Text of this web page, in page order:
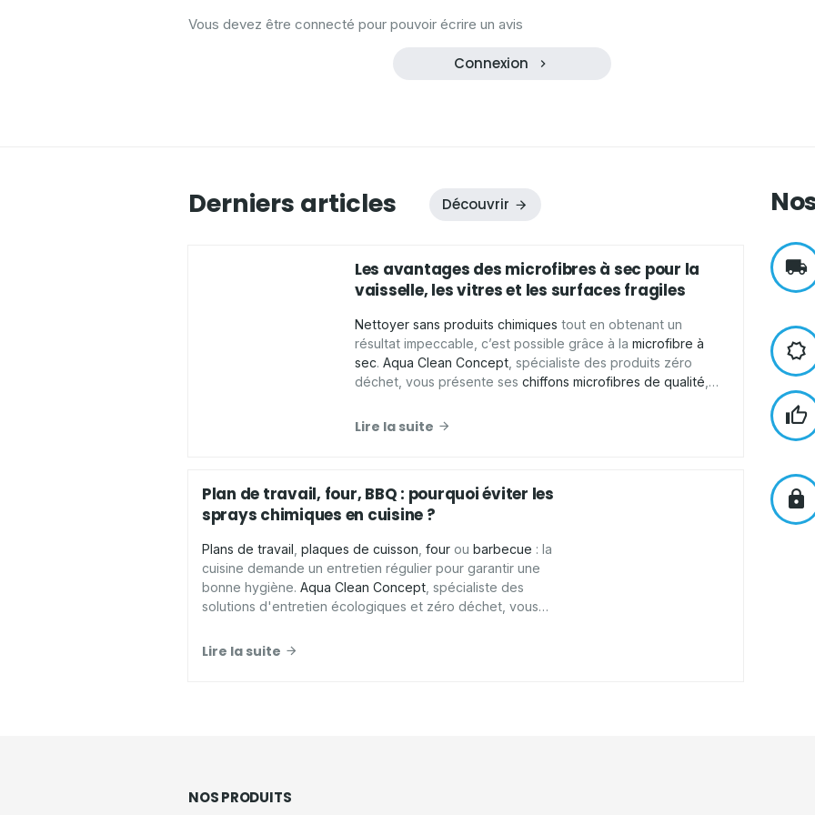
Vous devez être connecté pour pouvoir écrire un avis
Connexion
Derniers articles Découvrir
Les avantages des microfibres à sec pour la
vaisselle, les vitres et les surfaces fragiles
Nettoyer sans produits chimiques tout en obtenant un
résultat impeccable, c’est possible grâce à la microfibre à
sec. Aqua Clean Concept , spécialiste des produits zéro
déchet, vous présente ses chiffons microfibres de qualité
surfaces
sans laisser de traces.
Lire la suite
Plan de travail, four, BBQ : pourquoi éviter les
sprays chimiques en cuisine ?
Plans de travail plaques de cuisson four ou barbecue : la
cuisine demande un entretien régulier pour garantir une
bonne hygiène. Aqua Clean Concept , spécialiste des
solutions d'entretien écologiques et zéro déchet, vous
pour nettoyer votre cuisine
Lire la suite
NOS PRODUITS